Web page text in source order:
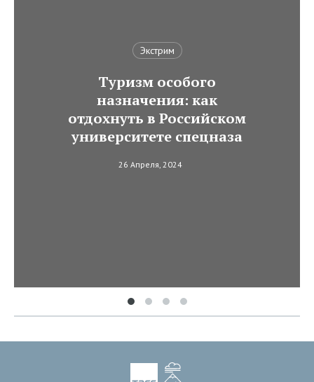
Экстрим
Туризм особого
назначения: как
отдохнуть в Российском
университете спецназа
26 Апреля, 2024